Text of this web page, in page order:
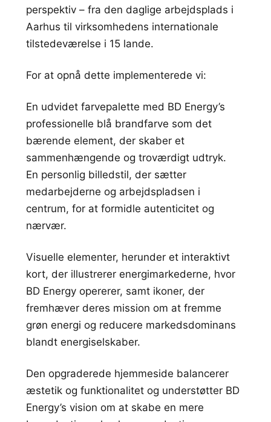
perspektiv – fra den daglige arbejdsplads i
Aarhus til virksomhedens internationale
tilstedeværelse i 15 lande.
For at opnå dette implementerede vi:
En udvidet farvepalette med BD Energy’s
professionelle blå brandfarve som det
bærende element, der skaber et
sammenhængende og troværdigt udtryk.
En personlig billedstil, der sætter
medarbejderne og arbejdspladsen i
centrum, for at formidle autenticitet og
nærvær.
Visuelle elementer, herunder et interaktivt
kort, der illustrerer energimarkederne, hvor
BD Energy opererer, samt ikoner, der
fremhæver deres mission om at fremme
grøn energi og reducere markedsdominans
blandt energiselskaber.
Den opgraderede hjemmeside balancerer
æstetik og funktionalitet og understøtter BD
Energy’s vision om at skabe en mere